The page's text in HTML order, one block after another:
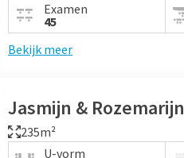
Examen
45
Bekijk meer
Jasmijn & Rozemarijn
235m²
U-vorm